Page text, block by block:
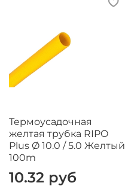
Термоусадочная
желтая трубка RIPO
Plus Ø 10.0 / 5.0 Желтый
100m
10.32 руб